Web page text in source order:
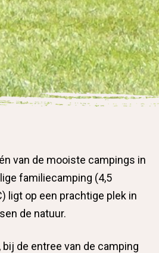
van de mooiste campings in
familiecamping (4,5
ligt op een prachtige plek in
de natuur.
de entree van de camping